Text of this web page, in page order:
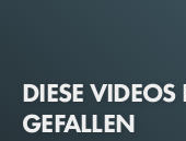
DIESE
GEFALLEN